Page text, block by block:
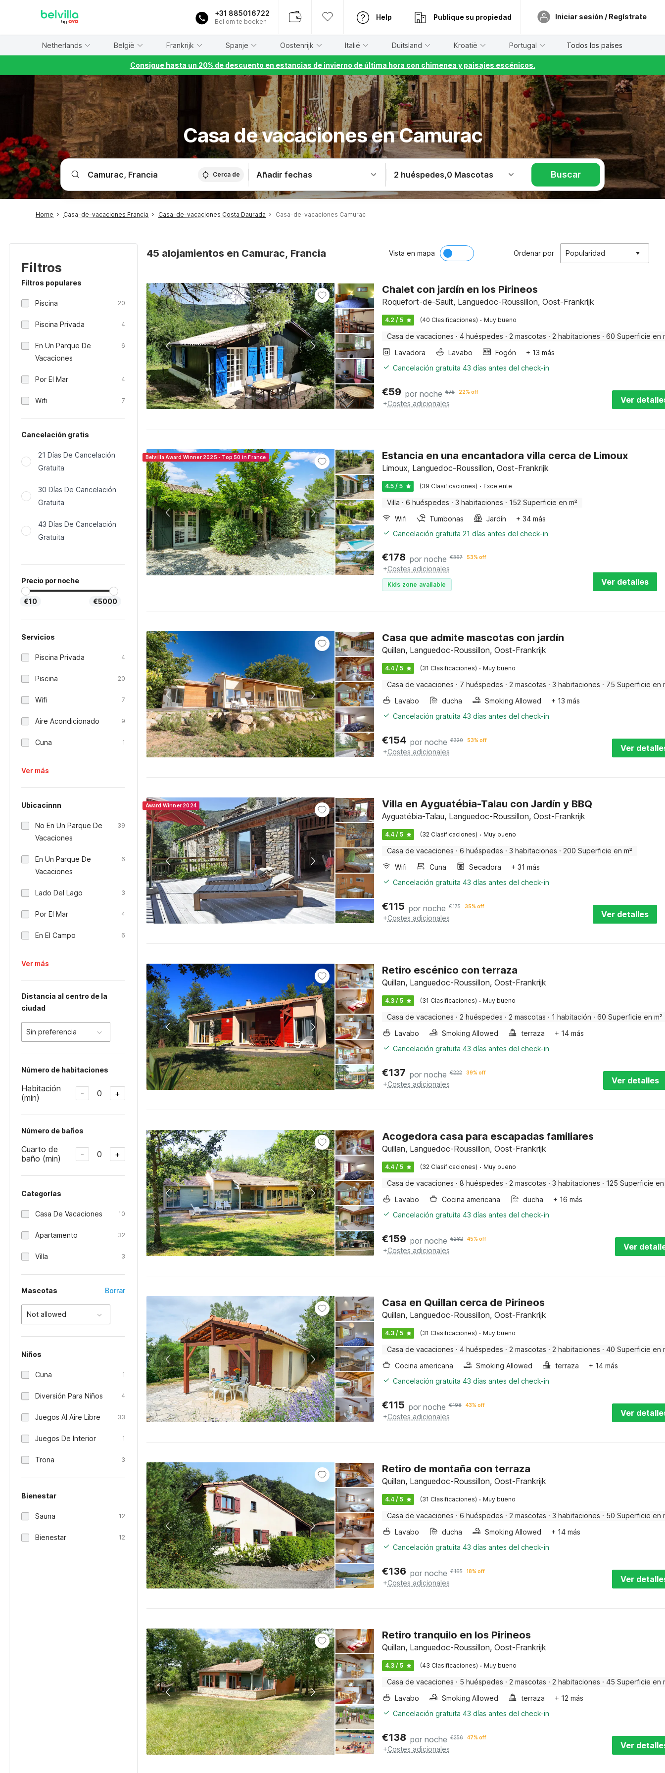
+31 885016722
Bel om te boeken
Help Publique su propiedad Iniciar sesión / Regístrate
Netherlands België Frankrijk Spanje Oostenrijk Italië Duitsland Kroatië Portugal Todos los países
Consigue hasta un 20% de descuento en estancias de invierno de última hora con chimenea y paisajes escénicos.
Casa de vacaciones en Camurac
Cerca de Añadir fechas 2 huéspedes,0 Mascotas Buscar
Home Casa-de-vacaciones Francia Casa-de-vacaciones Costa Daurada Casa-de-vacaciones Camurac
Filtros
Filtros populares
Piscina 20
Piscina Privada 4
En Un Parque De
Vacaciones
6
Por El Mar 4
Wifi 7
Cancelación gratis
21 Días De Cancelación
Gratuita
30 Días De Cancelación
Gratuita
43 Días De Cancelación
Gratuita
Precio por noche
€10 €5000
Servicios
Piscina Privada 4
Piscina 20
Wifi 7
Aire Acondicionado 9
Cuna 1
Ver más
Ubicacinnn
No En Un Parque De
Vacaciones
39
En Un Parque De
Vacaciones
6
Lado Del Lago 3
Por El Mar 4
En El Campo 6
Ver más
Distancia al centro de la
ciudad
Sin preferencia
Número de habitaciones
Habitación
(min)
- 0 +
Número de baños
Cuarto de
baño (min)
- 0 +
Categorías
Casa De Vacaciones 10
Apartamento 32
Villa 3
Mascotas Borrar
Not allowed
Niños
Cuna 1
Diversión Para Niños 4
Juegos Al Aire Libre 33
Juegos De Interior 1
Trona 3
Bienestar
Sauna 12
Bienestar 12
45 alojamientos en Camurac, Francia Vista en mapa Ordenar por Popularidad
Chalet con jardín en los Pirineos
Roquefort-de-Sault, Languedoc-Roussillon, Oost-Frankrijk
4.2 / 5 (40 Clasificaciones) · Muy bueno
Casa de vacaciones · 4 huéspedes · 2 mascotas · 2 habitaciones · 60 Superficie en
Lavadora
Lavabo Fogón
+ 13 más
Cancelación gratuita 43 días antes del check-in
€59 por noche €75 22% off
+Costes adicionales Ver
Belvilla Award Winner 2025 - Top 50 in France Estancia en una encantadora villa cerca de Limoux
Limoux, Languedoc-Roussillon, Oost-Frankrijk
4.5 / 5 (39 Clasificaciones) · Excelente
Villa · 6 huéspedes · 3 habitaciones · 152 Superficie en m²
Wifi
Tumbonas Jardín
+ 34 más
Cancelación gratuita 21 días antes del check-in
€178 por noche €367 53% off
+Costes adicionales
Kids zone available Ver detalles
Casa que admite mascotas con jardín
Quillan, Languedoc-Roussillon, Oost-Frankrijk
4.4 / 5 (31 Clasificaciones) · Muy bueno
Casa de vacaciones · 7 huéspedes · 2 mascotas · 3 habitaciones · 75 Superficie en
Lavabo
ducha Smoking Allowed
+ 13 más
Cancelación gratuita 43 días antes del check-in
€154 por noche €320 53% off
+Costes adicionales Ver
Award Winner 2024 Villa en Ayguatébia-Talau con Jardín y BBQ
Ayguatébia-Talau, Languedoc-Roussillon, Oost-Frankrijk
4.4 / 5 (32 Clasificaciones) · Muy bueno
Casa de vacaciones · 6 huéspedes · 3 habitaciones · 200 Superficie en m²
Wifi
Cuna Secadora
+ 31 más
Cancelación gratuita 43 días antes del check-in
€115 por noche €175 35% off
+Costes adicionales Ver detalles
Retiro escénico con terraza
Quillan, Languedoc-Roussillon, Oost-Frankrijk
4.3 / 5 (31 Clasificaciones) · Muy bueno
Casa de vacaciones · 2 huéspedes · 2 mascotas · 1 habitación · 60 Superficie en m²
Lavabo
Smoking Allowed terraza
+ 14 más
Cancelación gratuita 43 días antes del check-in
€137 por noche €222 39% off
+Costes adicionales Ver detalles
Acogedora casa para escapadas familiares
Quillan, Languedoc-Roussillon, Oost-Frankrijk
4.4 / 5 (32 Clasificaciones) · Muy bueno
Casa de vacaciones · 8 huéspedes · 2 mascotas · 3 habitaciones · 125 Superficie en
Lavabo
Cocina americana ducha
+ 16 más
Cancelación gratuita 43 días antes del check-in
€159 por noche €282 45% off
+Costes adicionales Ver
Casa en Quillan cerca de Pirineos
Quillan, Languedoc-Roussillon, Oost-Frankrijk
4.3 / 5 (31 Clasificaciones) · Muy bueno
Casa de vacaciones · 4 huéspedes · 2 mascotas · 2 habitaciones · 40 Superficie en
Cocina americana
Smoking Allowed terraza
+ 14 más
Cancelación gratuita 43 días antes del check-in
€115 por noche €198 43% off
+Costes adicionales Ver
Retiro de montaña con terraza
Quillan, Languedoc-Roussillon, Oost-Frankrijk
4.4 / 5 (31 Clasificaciones) · Muy bueno
Casa de vacaciones · 6 huéspedes · 2 mascotas · 3 habitaciones · 50 Superficie en
Lavabo
ducha Smoking Allowed
+ 14 más
Cancelación gratuita 43 días antes del check-in
€136 por noche €165 18% off
+Costes adicionales Ver
Retiro tranquilo en los Pirineos
Quillan, Languedoc-Roussillon, Oost-Frankrijk
4.3 / 5 (43 Clasificaciones) · Muy bueno
Casa de vacaciones · 5 huéspedes · 2 mascotas · 2 habitaciones · 45 Superficie en
Lavabo
Smoking Allowed terraza
+ 12 más
Cancelación gratuita 43 días antes del check-in
€138 por noche €256 47% off
+Costes adicionales Ver